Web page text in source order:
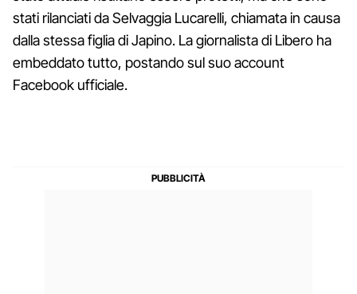
stati rilanciati da Selvaggia Lucarelli, chiamata in causa
dalla stessa figlia di Japino. La giornalista di Libero ha
embeddato tutto, postando sul suo account
Facebook ufficiale.